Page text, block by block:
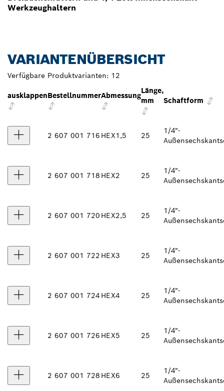
Werkzeughaltern
VARIANTENÜBERSICHT
Verfügbare Produktvarianten: 12
ausklappenBestellnummerAbmessung
Länge,
mm
Schaftform
2 607 001 716 HEX1,5 25
1/4"-
2 607 001 718 HEX2 25
1/4"-
2 607 001 720 HEX2,5 25
1/4"-
2 607 001 722 HEX3 25
1/4"-
2 607 001 724 HEX4 25
1/4"-
2 607 001 726 HEX5 25
1/4"-
2 607 001 728 HEX6 25
1/4"-